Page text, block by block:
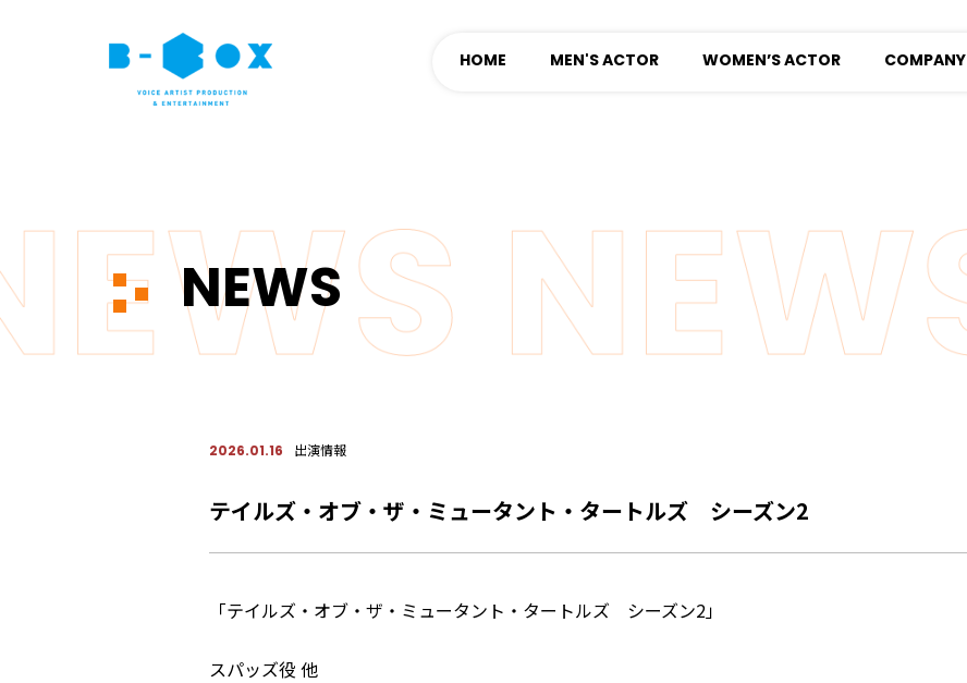
HOME MEN'S ACTOR WOMEN’S ACTOR COMPANY
NEWS
2026.01.16 出演情報
テイルズ・オブ・ザ・ミュータント・タートルズ シーズン2
「テイルズ・オブ・ザ・ミュータント・タートルズ シーズン2」
スパッズ役 他